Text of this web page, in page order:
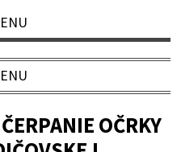
OČRKY